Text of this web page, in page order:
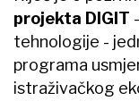
projekta DIGIT
tehnologije -
programa
istraživačkog